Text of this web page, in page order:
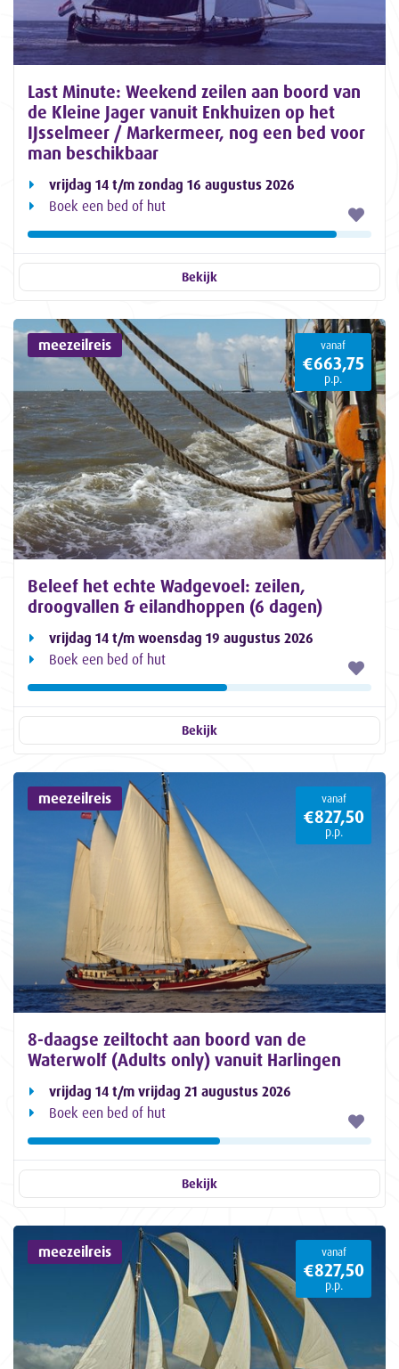
Last Minute: Weekend zeilen aan boord van
de Kleine Jager vanuit Enkhuizen op het
IJsselmeer / Markermeer, nog een bed voor
man beschikbaar
vrijdag 14 t/m zondag 16 augustus 2026
Boek een bed of hut
Bekijk
meezeilreis vanaf
€663,75
p.p.
Beleef het echte Wadgevoel: zeilen,
droogvallen & eilandhoppen (6 dagen)
vrijdag 14 t/m woensdag 19 augustus 2026
Boek een bed of hut
Bekijk
meezeilreis vanaf
€827,50
p.p.
8-daagse zeiltocht aan boord van de
Waterwolf (Adults only) vanuit Harlingen
vrijdag 14 t/m vrijdag 21 augustus 2026
Boek een bed of hut
Bekijk
meezeilreis vanaf
€827,50
p.p.